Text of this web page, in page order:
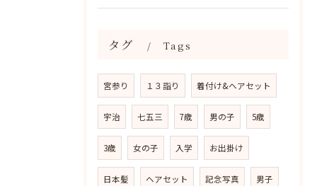
タグ Tags
宮参り １３詣り 着付け&ヘアセット
宇治 七五三 7歳 男の子 5歳
3歳 女の子 入学 お出掛け
日本髪 ヘアセット 記念写真 男子